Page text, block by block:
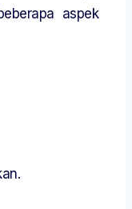
aspek